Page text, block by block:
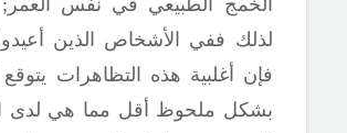
الخمج الطبيعي في نفس العمر ;
لذلك ففي الأشخاص الذين
فإن
أغلبية هذه التظاهرات
بشكل ملحوظ أقل مما هي لدى